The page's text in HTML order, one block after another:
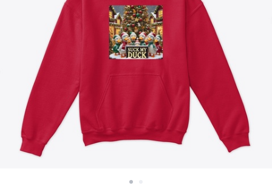
Venda em todo lugar
Venda qualquer coisa